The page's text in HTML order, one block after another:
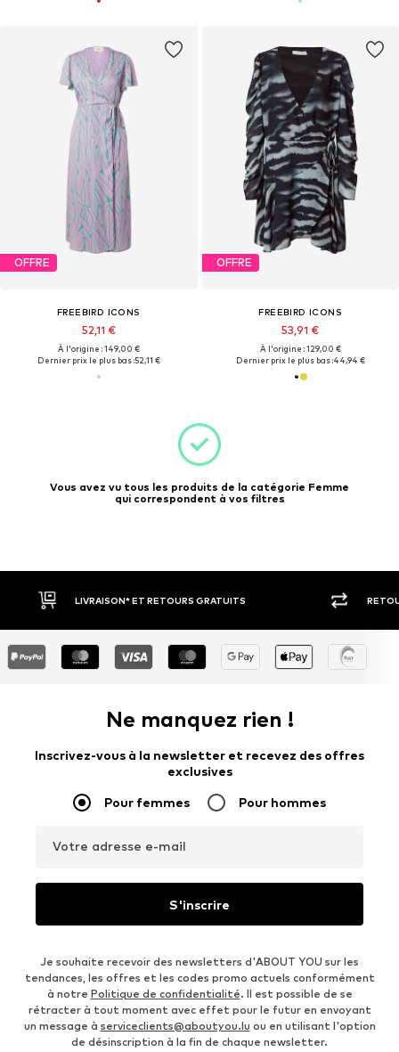
OFFRE
FREEBIRD ICONS
52,11 €
À l'origine : 149,00 €
Dernier prix le plus bas :52,11 €
OFFRE
FREEBIRD ICONS
53,91 €
À l'origine : 129,00 €
Dernier prix le plus bas :44,94 €
Vous avez vu tous les produits de la catégorie Femme
qui correspondent à vos filtres
RETOUR SOUS 30 JOURS
Ne manquez rien !
Inscrivez-vous à la newsletter et recevez des offres
exclusives
Pour femmes Pour hommes
Votre adresse e-mail
S'inscrire
Je souhaite recevoir des newsletters d'ABOUT YOU sur les
tendances, les offres et les codes promo actuels conformément
à notre Politique de confidentialité. Il est possible de se
rétracter à tout moment avec effet pour le futur en envoyant
un message à serviceclients@aboutyou.lu ou en utilisant l'option
de désinscription à la fin de chaque newsletter.